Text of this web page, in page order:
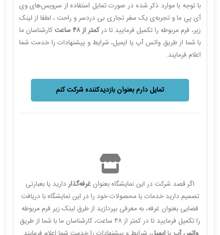
با توجه با موارد ذکر شده در صورت تمایل استفاده از سرویس‌های وی‌
آی پیِ ما و تجربه‌ی یک سفر تجاری بی دردسر و راحت ، لطفا از لینک
زیر، فرم مربوطه را تکمیل فرمایید تا درکمتر از ۴۸ ساعت
کارشناسان ما
با شما از طریق واتس آپ یا ایمیل، شرایط و پیشنهادات را خدمت شما
اعلام فرمایند.
تمایل دارم بعنوان بازدیدکننده شرکت کنم
اگر قصد شرکت در این نمایشگاه بعنوان غرفه‌گذاردارید یا بعبارتی
تصمیم دارید خدمات یا محصولات خود را در این نمایشگاه با دریافت
فضایی بعنوان غرفه، به معرفی بپردازید از طرق لینک زیر فرم مربوطه
را تکمیل فرمایید تا در کمتر از ۴۸ ساعت، کارشناسان ما با شما از طریق